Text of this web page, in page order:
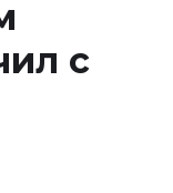
с